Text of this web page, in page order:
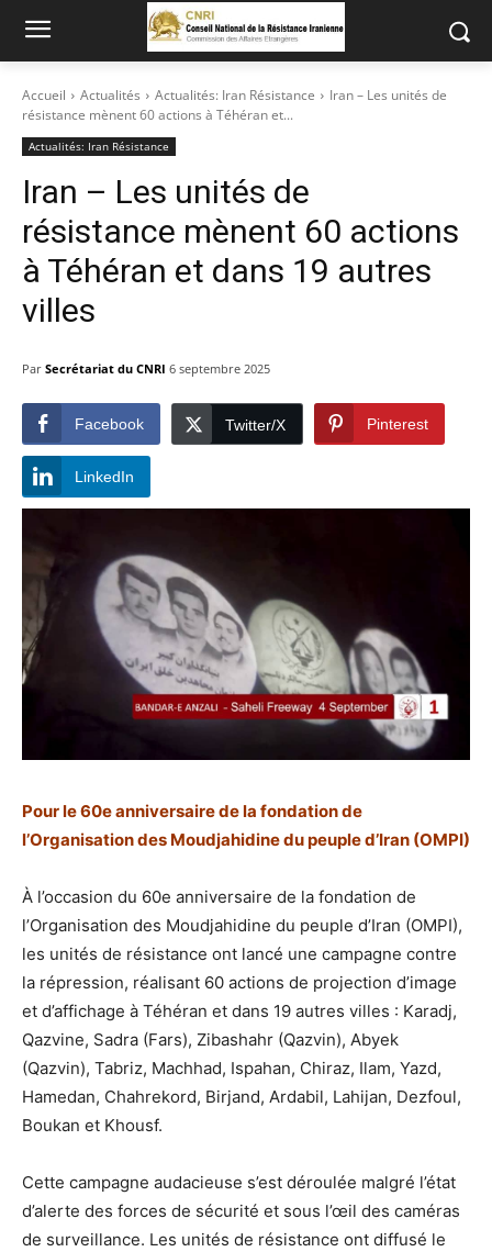
Accueil Actualités Actualités: Iran Résistance
Iran – Les unités de
résistance mènent 60 actions à Téhéran et...
Actualités: Iran Résistance
Iran – Les unités de
résistance mènent 60 actions
à Téhéran et dans 19 autres
villes
Par Secrétariat du CNRI 6 septembre 2025
Facebook Twitter/X Pinterest
LinkedIn
Pour le 60e anniversaire de la fondation de
l’Organisation des Moudjahidine du peuple d’Iran (OMPI)
À l’occasion du 60e anniversaire de la fondation de
l’Organisation des Moudjahidine du peuple d’Iran (OMPI),
les unités de résistance ont lancé une campagne contre
la répression, réalisant 60 actions de projection d’image
et d’affichage à Téhéran et dans 19 autres villes : Karadj,
Qazvine, Sadra (Fars), Zibashahr (Qazvin), Abyek
(Qazvin), Tabriz, Machhad, Ispahan, Chiraz, Ilam, Yazd,
Hamedan, Chahrekord, Birjand, Ardabil, Lahijan, Dezfoul,
Boukan et Khousf.
Cette campagne audacieuse s’est déroulée malgré l’état
d’alerte des forces de sécurité et sous l’œil des caméras
de surveillance. Les unités de résistance ont diffusé le